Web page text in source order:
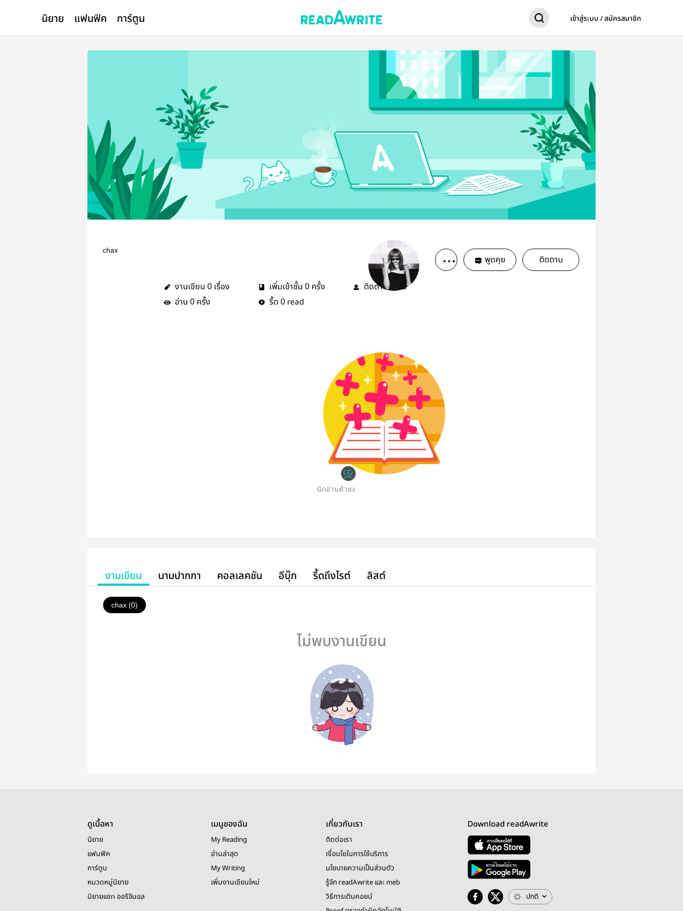
นิยาย แฟนฟิค การ์ตูน เข้าสู่ระบบ / สมัครสมาชิก
chax
พูดคุย ติดตาม
งานเขียน 0 เรื่อง เพิ่มเข้าชั้น 0 ครั้ง ติดตาม คน
อ่าน 0 ครั้ง รี้ด 0 read
นักอ่านตัวยง
งานเขียน นามปากกา คอลเลคชัน อีบุ๊ก รี้ดถึงไรต์ ลิสต์
chax (0)
ไม่พบงานเขียน
ดูเนื้อหา
นิยาย
แฟนฟิค
การ์ตูน
หมวดหมู่นิยาย
นิยายแชท ออริจินอล
เมนูของฉัน
My Reading
อ่านล่าสุด
My Writing
เพิ่มงานเขียนใหม่
เกี่ยวกับเรา
ติดต่อเรา
เงื่อนไขในการใช้บริการ
นโยบายความเป็นส่วนตัว
รู้จัก readAwrite และ meb
วิธีการเติมคอยน์
Download readAwrite
ปกติ